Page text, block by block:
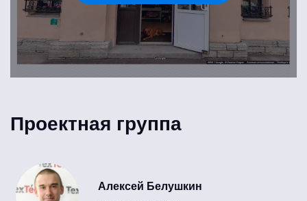
Проектная группа
Алексей Белушкин